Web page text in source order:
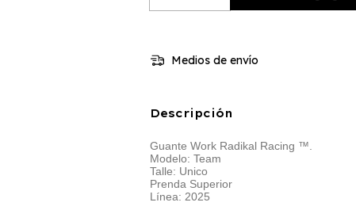
Medios de envío
Descripción
Guante Work Radikal Racing ™.
Modelo: Team
Talle: Unico
Prenda Superior
Línea: 2025